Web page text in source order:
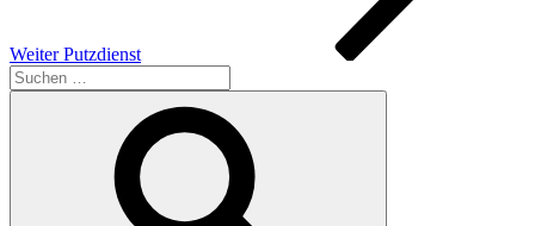
Weiter Putzdienst
Suchen
nach: